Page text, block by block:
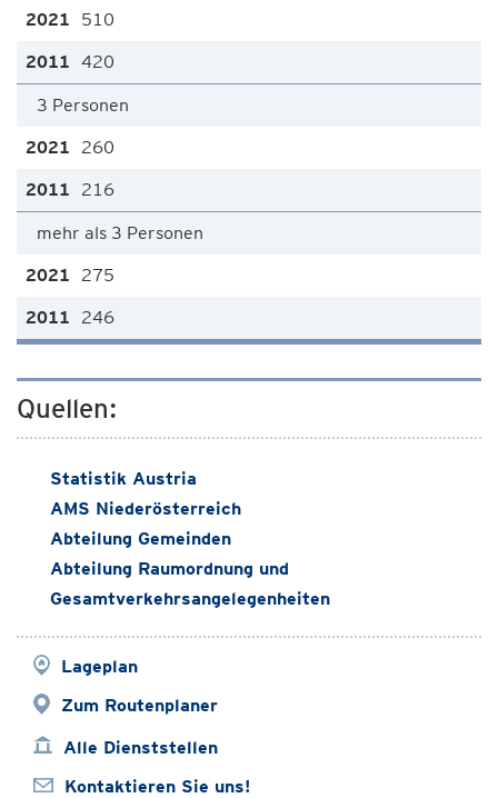
510
420
3 Personen
260
216
mehr als 3 Personen
275
246
Quellen:
Statistik Austria
AMS Niederösterreich
Abteilung Gemeinden
Abteilung Raumordnung und
Gesamtverkehrsangelegenheiten
Lageplan
Zum Routenplaner
Alle Dienststellen
Kontaktieren Sie uns!